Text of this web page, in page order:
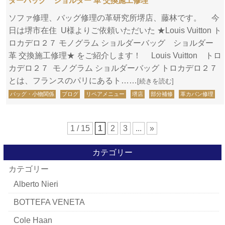
ソファ修理、バッグ修理の革研究所堺店、藤林です。 今
日は堺市在住 U様よりご依頼いただいた ★Louis Vuitton ト
ロカデロ２７ モノグラム ショルダーバッグ ショルダー
革 交換施工修理★ をご紹介します！ Louis Vuitton トロ
カデロ２７ モノグラム ショルダーバッグ トロカデロ２７
とは、フランスのパリにあるト…… [続きを読む]
バッグ・小物関係 ブログ リペアメニュー 堺店 部分補修 革カバン修理
1 / 15 1 2 3 ... »
カテゴリー
カテゴリー
Alberto Nieri
BOTTEFA VENETA
Cole Haan